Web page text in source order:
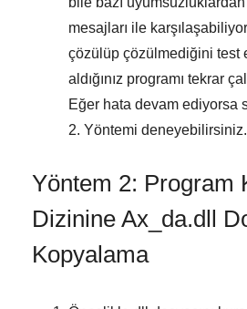
mesajları ile
çözülüp çözülmediğini test
aldığınız programı tekrar
Eğer hata devam ediyorsa
2. Yöntemi deneyebilirsiniz.
Yöntem 2: Program
Dizinine Ax_da.dll
Kopyalama